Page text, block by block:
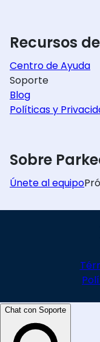
Recursos
Centro de Ayuda
Soporte
Blog
Políticas y
Sobre
Únete al equipo
Chat con Soporte